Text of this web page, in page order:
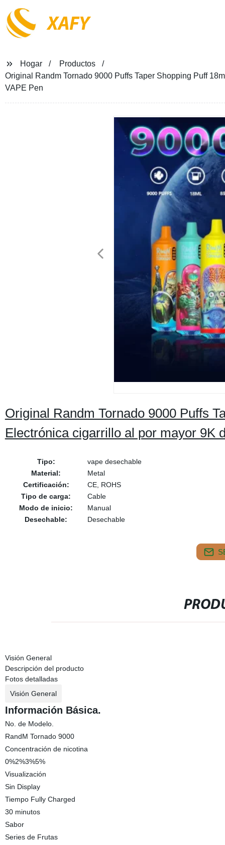
XAFY
Hogar
Productos
Original Randm Tornado 9000 Puffs Taper Shopping Puff
VAPE Pen
Original Randm Tornado 9000 Puffs
Electrónica cigarrillo al por mayor 9K
Tipo:
vape desechable
Material:
Metal
Certificación:
CE, ROHS
Tipo de carga:
Cable
Modo de inicio:
Manual
Desechable:
Desechable
Visión General
Descripción del producto
Fotos detalladas
Visión General
Información Básica.
No. de Modelo.
RandM Tornado 9000
Concentración de nicotina
0%2%3%5%
Visualización
Sin Display
Tiempo Fully Charged
30 minutos
Sabor
Series de Frutas